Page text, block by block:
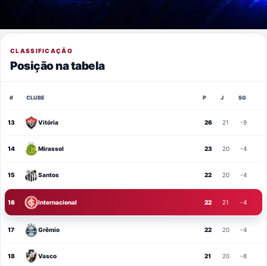
CLASSIFICAÇÃO
Posição na tabela
# CLUBE P J SG
13 Vitória 26 21 -9
14 Mirassol 23 20 -4
15 Santos 22 20 -4
16 Internacional 22 21 -4
17 Grêmio 22 20 -4
18 Vasco 21 20 -8